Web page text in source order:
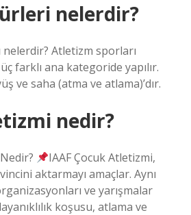
nelerdir?
nelerdir? Atletizm sporları
farklı ana kategoride yapılır.
ve saha (atma ve atlama)’dır.
nedir?
IAAF Çocuk Atletizmi,
aktarmayı amaçlar. Aynı
ve yarışmalar
koşusu, atlama ve